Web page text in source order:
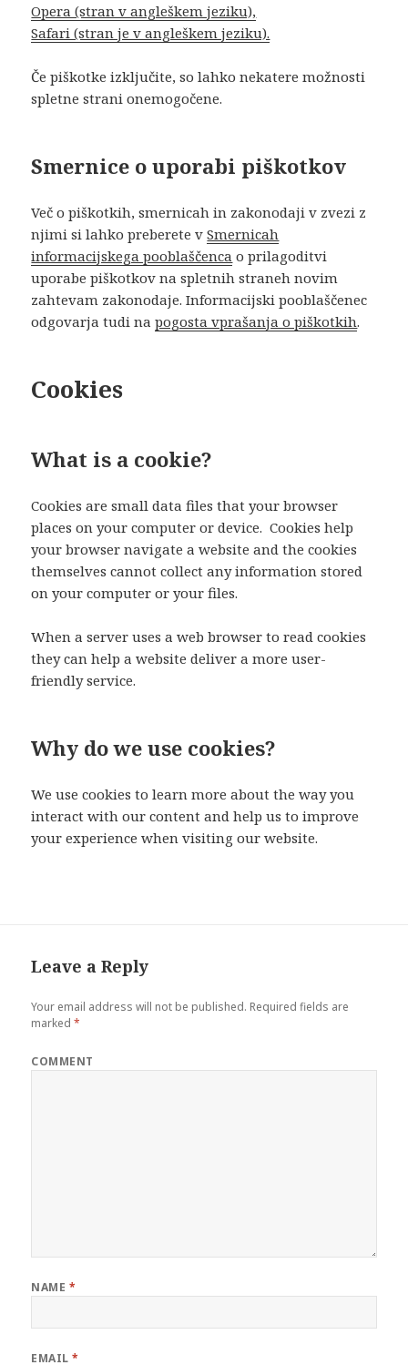
Opera (stran v angleškem jeziku),
Safari (stran je v angleškem jeziku).
Če piškotke izključite, so lahko nekatere možnosti
spletne strani onemogočene.
Smernice o uporabi piškotkov
Več o piškotkih, smernicah in zakonodaji v zvezi z
njimi si lahko preberete vSmernicah
informacijskega pooblaščenca o prilagoditvi
uporabe piškotkov na spletnih straneh novim
zahtevam zakonodaje. Informacijski pooblaščenec
odgovarja tudi napogosta vprašanja o piškotkih.
Cookies
What is a cookie?
Cookies are small data files that your browser
places on your computer or device. Cookies help
your browser navigate a website and the cookies
themselves cannot collect any information stored
on your computer or your files.
When a server uses a web browser to read cookies
they can help a website deliver a more user-
friendly service.
Why do we use cookies?
We use cookies to learn more about the way you
interact with our content and help us to improve
your experience when visiting our website.
Leave a Reply
Your email address will not be published. Required fields are
marked*
COMMENT
NAME *
EMAIL*